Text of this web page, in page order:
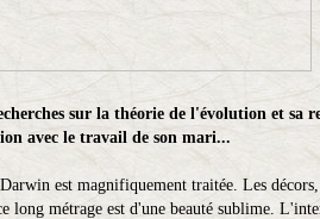
sur la théorie de l'évolution et sa
avec le travail de son mari...
est magnifiquement traitée. Les
long métrage est d'une beauté sublime.